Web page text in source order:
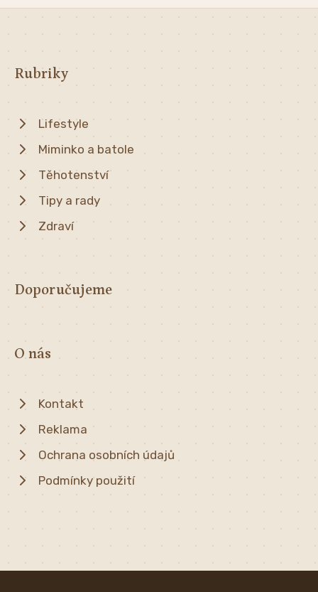
Rubriky
Lifestyle
Miminko a batole
Těhotenství
Tipy a rady
Zdraví
Doporučujeme
O nás
Kontakt
Reklama
Ochrana osobních údajů
Podmínky použití